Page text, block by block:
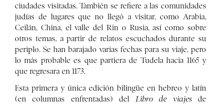
ciudades visitadas. También se refiere a las comunidades
judías de lugares que no llegó a visitar, como Arabia,
Ceilán, China, el valle del Rin o Rusia, así como sobre
otros temas, a partir de relatos escuchados durante su
periplo. Se han barajado varias fechas para su viaje, pero
lo más probable es que partiera de Tudela hacia 1165 y
que regresara en 1173.
Esta primera y única edición bilingüe en hebreo y latín
(en columnas enfrentadas) del Libro de viajesde